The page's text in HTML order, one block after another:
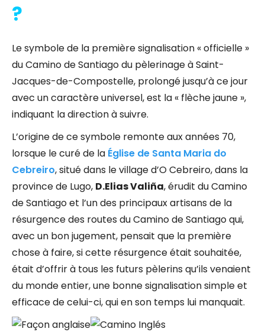
?
Le symbole de la première signalisation « officielle »
du Camino de Santiago du pèlerinage à Saint-
Jacques-de-Compostelle, prolongé jusqu’à ce jour
avec un caractère universel, est la « flèche jaune »,
indiquant la direction à suivre.
L’origine de ce symbole remonte aux années 70,
lorsque le curé de la Église de Santa Maria do
Cebreiro, situé dans le village d’O Cebreiro, dans la
province de Lugo, D.Elias Valiña, érudit du Camino
de Santiago et l’un des principaux artisans de la
résurgence des routes du Camino de Santiago qui,
avec un bon jugement, pensait que la première
chose à faire, si cette résurgence était souhaitée,
était d’offrir à tous les futurs pèlerins qu’ils venaient
du monde entier, une bonne signalisation simple et
efficace de celui-ci, qui en son temps lui manquait.